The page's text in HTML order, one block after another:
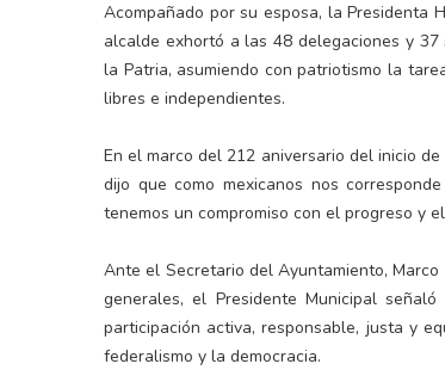
Acompañado por su esposa, la Presidenta
alcalde exhortó a las 48 delegaciones y
la Patria, asumiendo con patriotismo la
libres e independientes.
En el marco del 212 aniversario del inicio
dijo que como mexicanos nos
tenemos un compromiso con el progreso y
Ante el Secretario del Ayuntamiento,
generales, el Presidente Municipal
participación activa, responsable, justa y
federalismo y la democracia.